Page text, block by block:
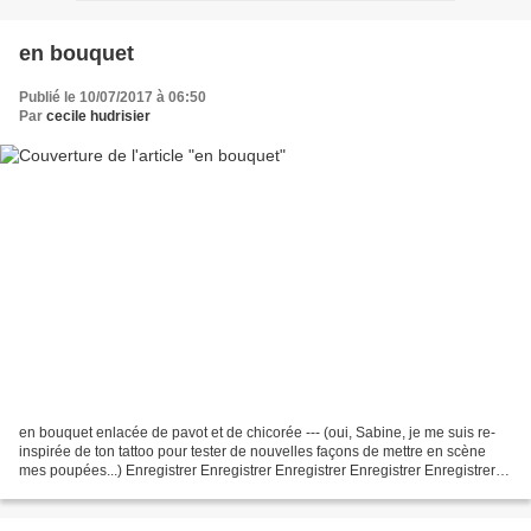
en bouquet
Publié le 10/07/2017 à 06:50
Par cecile hudrisier
en bouquet enlacée de pavot et de chicorée --- (oui, Sabine, je me suis re-
inspirée de ton tattoo pour tester de nouvelles façons de mettre en scène
mes poupées...) Enregistrer Enregistrer Enregistrer Enregistrer Enregistrer